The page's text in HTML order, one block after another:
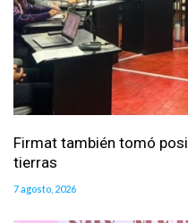
Firmat también tomó
tierras
7 agosto, 2026